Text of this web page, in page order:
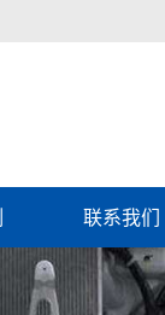
联系我们